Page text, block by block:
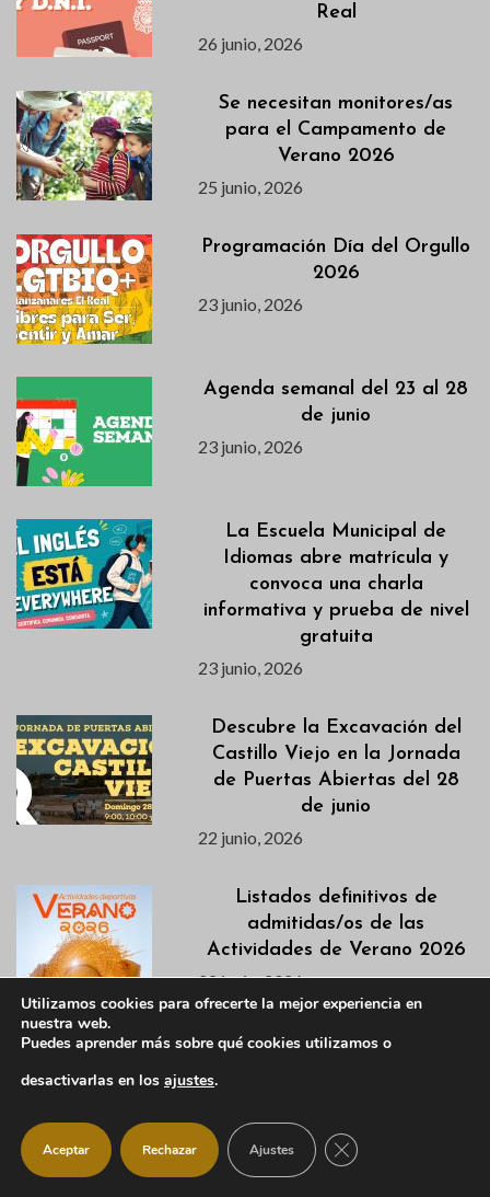
Real
26 junio, 2026
Se necesitan monitores/as
para el Campamento de
Verano 2026
25 junio, 2026
Programación Día del Orgullo
2026
23 junio, 2026
Agenda semanal del 23 al 28
de junio
23 junio, 2026
La Escuela Municipal de
Idiomas abre matrícula y
convoca una charla
informativa y prueba de nivel
gratuita
23 junio, 2026
Descubre la Excavación del
Castillo Viejo en la Jornada
de Puertas Abiertas del 28
de junio
22 junio, 2026
Listados definitivos de
admitidas/os de las
Actividades de Verano 2026
22 junio, 2026
La Escuela de Talentos de
22 junio, 2026
Descubre en este vídeo el
Utilizamos cookies para ofrecerte la mejor experiencia en
nuestra web.
Puedes aprender más sobre qué cookies utilizamos o
desactivarlas en los ajustes.
Aceptar Rechazar Ajustes CERRAR EL